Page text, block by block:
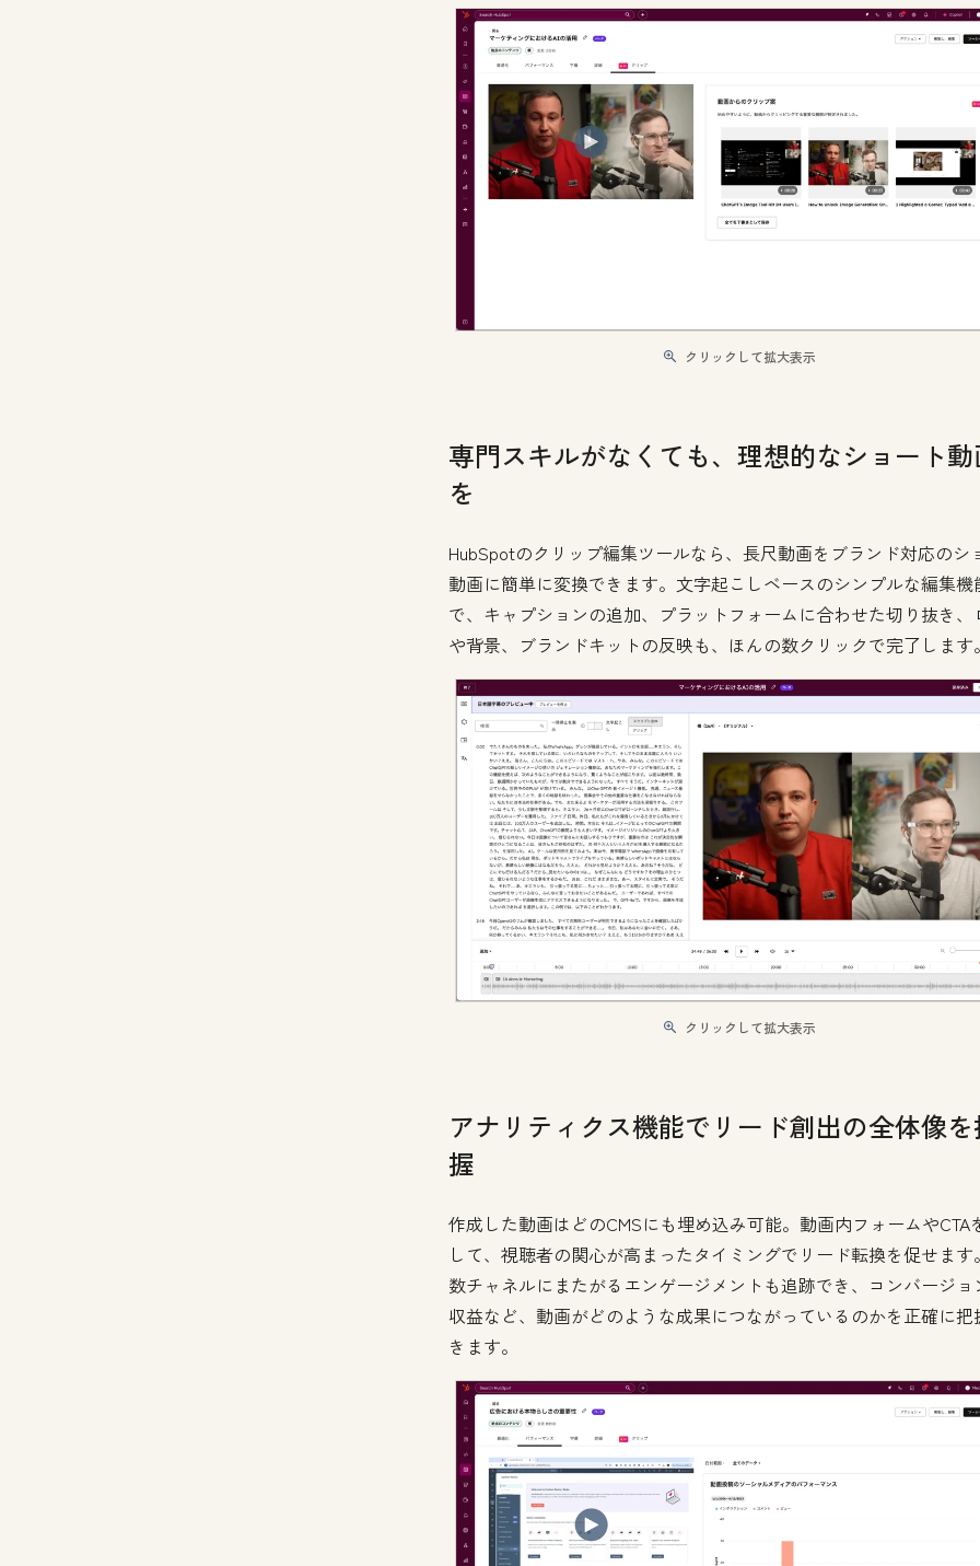
クリックして拡大表示
専門スキルがなくても、理想的なショート
を
HubSpotのクリップ編集ツールなら、長尺動画をブランド対応のシ
動画に簡単に変換できます。文字起こしベースのシンプルな編集機
で、キャプションの追加、プラットフォームに合わせた切り抜き、
や背景、ブランドキットの反映も、ほんの数クリックで完了します
クリックして拡大表示
アナリティクス機能でリード創出の全体像
握
作成した動画はどのCMSにも埋め込み可能。動画内フォームやCTA
して、視聴者の関心が高まったタイミングでリード転換を促せます
数チャネルにまたがるエンゲージメントも追跡でき、コンバージョ
収益など、動画がどのような成果につながっているのかを正確に把
きます。